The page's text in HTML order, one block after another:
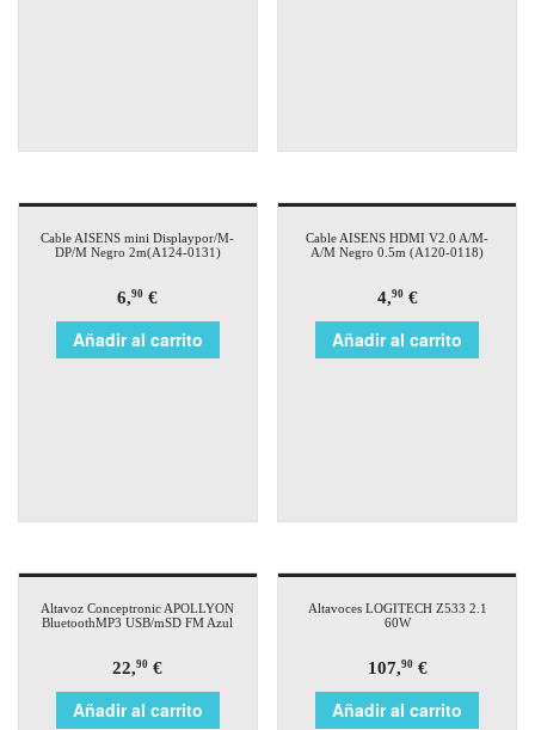
Cable AISENS mini Displaypor/M-
DP/M Negro 2m(A124-0131)
6,90 €
Añadir al carrito
Cable AISENS HDMI V2.0 A/M-
A/M Negro 0.5m (A120-0118)
4,90€
Añadir al carrito
Altavoz Conceptronic APOLLYON
BluetoothMP3 USB/mSD FM Azul
22,90 €
Añadir al carrito
Altavoces LOGITECH Z533 2.1
60W
107,90€
Añadir al carrito